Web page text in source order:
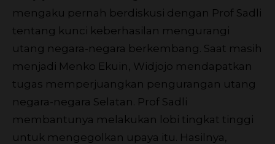
mengaku pernah berdiskusi dengan Prof Sadli
tentang kunci keberhasilan mengurangi
utang negara-negara berkembang. Saat masih
menjadi Menko Ekuin, Widjojo mendapatkan
tugas memperjuangkan pengurangan utang
negara-negara Selatan. Prof Sadli
membantunya melakukan lobi tingkat tinggi
untuk mengegolkan upaya itu. Hasilnya,